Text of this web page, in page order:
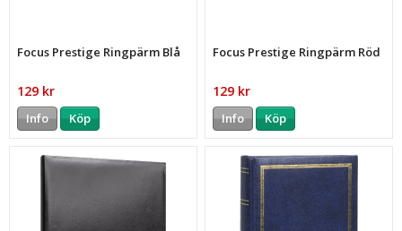
Focus Prestige Ringpärm Blå
129 kr
Info Köp
Focus Prestige Ringpärm Röd
129 kr
Info Köp